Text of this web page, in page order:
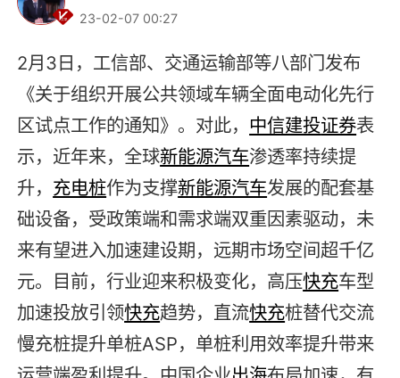
23-02-07 00:27
2月3日，工信部、交通运输部等八部门发布
《关于组织开展公共领域车辆全面电动化先行
区试点工作的通知》。对此， 中信建投证券表
示，近年来，全球新能源汽车渗透率持续提
升， 充电桩作为支撑新能源汽车发展的配套基
础设备，受政策端和需求端双重因素驱动，未
来有望进入加速建设期，远期市场空间超千亿
元。目前，行业迎来积极变化，高压快充车型
加速投放引领快充趋势，直流快充桩替代交流
慢充桩提升单桩ASP，单桩利用效率提升带来